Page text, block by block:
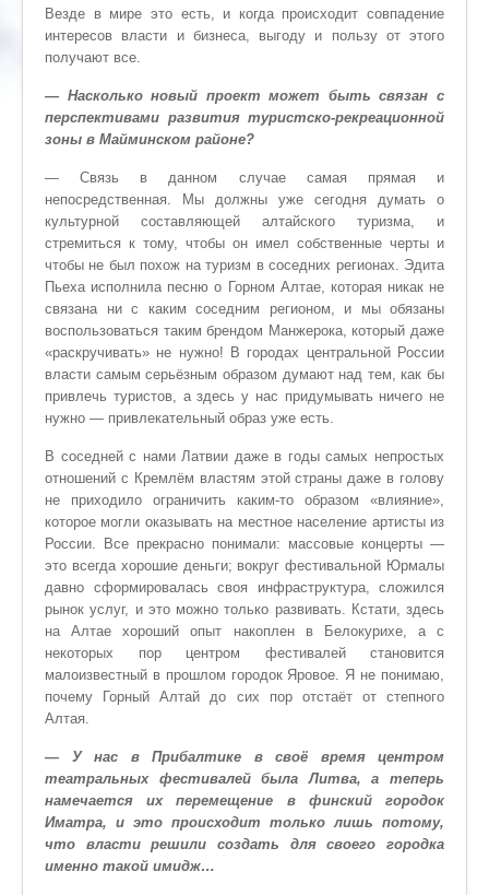
Везде в мире это есть, и когда происходит совпадение
интересов власти и бизнеса, выгоду и пользу от этого
получают все.
— Насколько новый проект может быть связан с
перспективами развития туристско-рекреационной
зоны в Майминском районе?
— Связь в данном случае самая прямая и
непосредственная. Мы должны уже сегодня думать о
культурной составляющей алтайского туризма, и
стремиться к тому, чтобы он имел собственные черты и
чтобы не был похож на туризм в соседних регионах. Эдита
Пьеха исполнила песню о Горном Алтае, которая никак не
связана ни с каким соседним регионом, и мы обязаны
воспользоваться таким брендом Манжерока, который даже
«раскручивать» не нужно! В городах центральной России
власти самым серьёзным образом думают над тем, как бы
привлечь туристов, а здесь у нас придумывать ничего не
нужно — привлекательный образ уже есть.
В соседней с нами Латвии даже в годы самых непростых
отношений с Кремлём властям этой страны даже в голову
не приходило ограничить каким-то образом «влияние»,
которое могли оказывать на местное население артисты из
России. Все прекрасно понимали: массовые концерты —
это всегда хорошие деньги; вокруг фестивальной Юрмалы
давно сформировалась своя инфраструктура, сложился
рынок услуг, и это можно только развивать. Кстати, здесь
на Алтае хороший опыт накоплен в Белокурихе, а с
некоторых пор центром фестивалей становится
малоизвестный в прошлом городок Яровое. Я не понимаю,
почему Горный Алтай до сих пор отстаёт от степного
Алтая.
— У нас в Прибалтике в своё время центром
театральных фестивалей была Литва, а теперь
намечается их перемещение в финский городок
Иматра, и это происходит только лишь потому,
что власти решили создать для своего городка
именно такой имидж…